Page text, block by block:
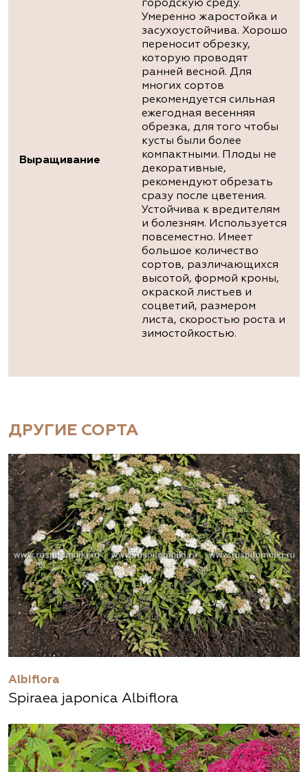
Выращивание
городскую среду.
Умеренно жаростойка и
засухоустойчива. Хорошо
переносит обрезку,
которую проводят
ранней весной. Для
многих сортов
рекомендуется сильная
ежегодная весенняя
обрезка, для того чтобы
кусты были более
компактными. Плоды не
декоративные,
рекомендуют обрезать
сразу после цветения.
Устойчива к вредителям
и болезням. Используется
повсеместно. Имеет
большое количество
сортов, различающихся
высотой, формой кроны,
окраской листьев и
соцветий, размером
листа, скоростью роста и
зимостойкостью.
ДРУГИЕ СОРТА
Albiflora
Spiraea japonica Albiflora